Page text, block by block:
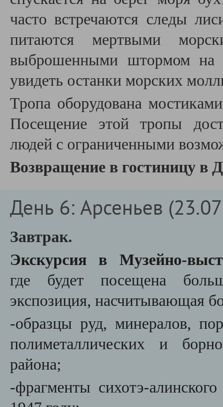
часто встречаются следы
питаются мертвыми
выброшенными штормом на
увидеть останки морских
Тропа оборудована
Посещение этой тропы
людей с ограниченными
Возвращение в гостиницу в
День 6: Арсеньев
Завтрак.
Экскурсия в Музейно-
где будет посещена
экспозиция, насчитывающая
-образцы руд, минералов,
полиметаллических и
района;
-фрагменты сихотэ-